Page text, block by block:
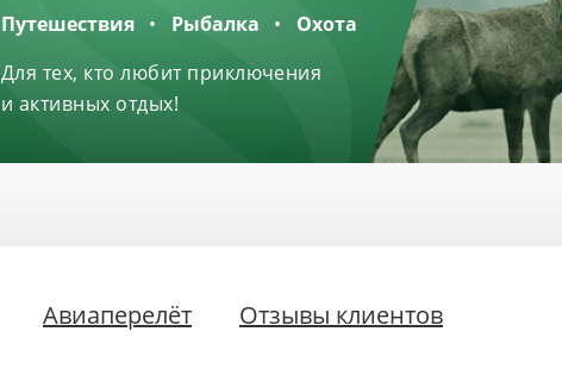
Путешествия Рыбалка
Охота
Для тех, кто любит приключения
и активных отдых!
Авиаперелёт Отзывы клиентов